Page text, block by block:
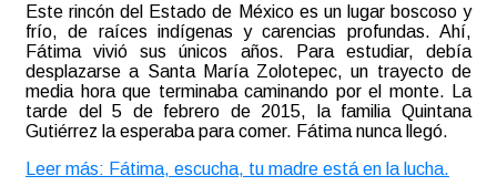
Este rincón del Estado de México es un lugar boscoso y
frío, de raíces indígenas y carencias profundas. Ahí,
Fátima vivió sus únicos años. Para estudiar, debía
desplazarse a Santa María Zolotepec, un trayecto de
media hora que terminaba caminando por el monte. La
tarde del 5 de febrero de 2015, la familia Quintana
Gutiérrez la esperaba para comer. Fátima nunca llegó.
Leer más: Fátima, escucha, tu madre está en la lucha.